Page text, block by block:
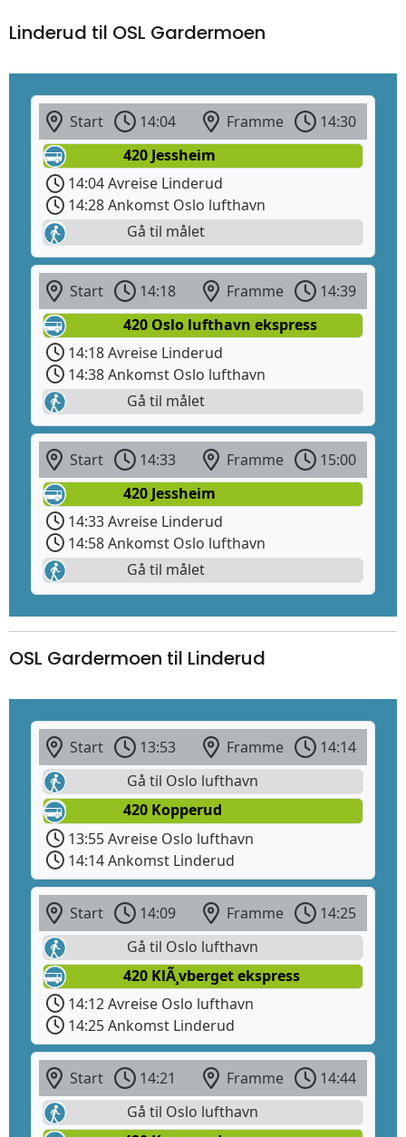
Linderud til OSL Gardermoen
Start 14:04 Framme
14:30
420 Jessheim
14:04 Avreise Linderud
14:28 Ankomst Oslo lufthavn
Gå til målet
Start 14:18 Framme
14:39
420 Oslo lufthavn ekspress
14:18 Avreise Linderud
14:38 Ankomst Oslo lufthavn
Gå til målet
Start 14:33 Framme
15:00
420 Jessheim
14:33 Avreise Linderud
14:58 Ankomst Oslo lufthavn
Gå til målet
OSL Gardermoen til Linderud
Start 13:53 Framme
14:14
Gå til Oslo lufthavn
420 Kopperud
13:55 Avreise Oslo lufthavn
14:14 Ankomst Linderud
Start 14:09 Framme
14:25
Gå til Oslo lufthavn
420 KlÃ¸vberget ekspress
14:12 Avreise Oslo lufthavn
14:25 Ankomst Linderud
Start 14:21 Framme
14:44
Gå til Oslo lufthavn